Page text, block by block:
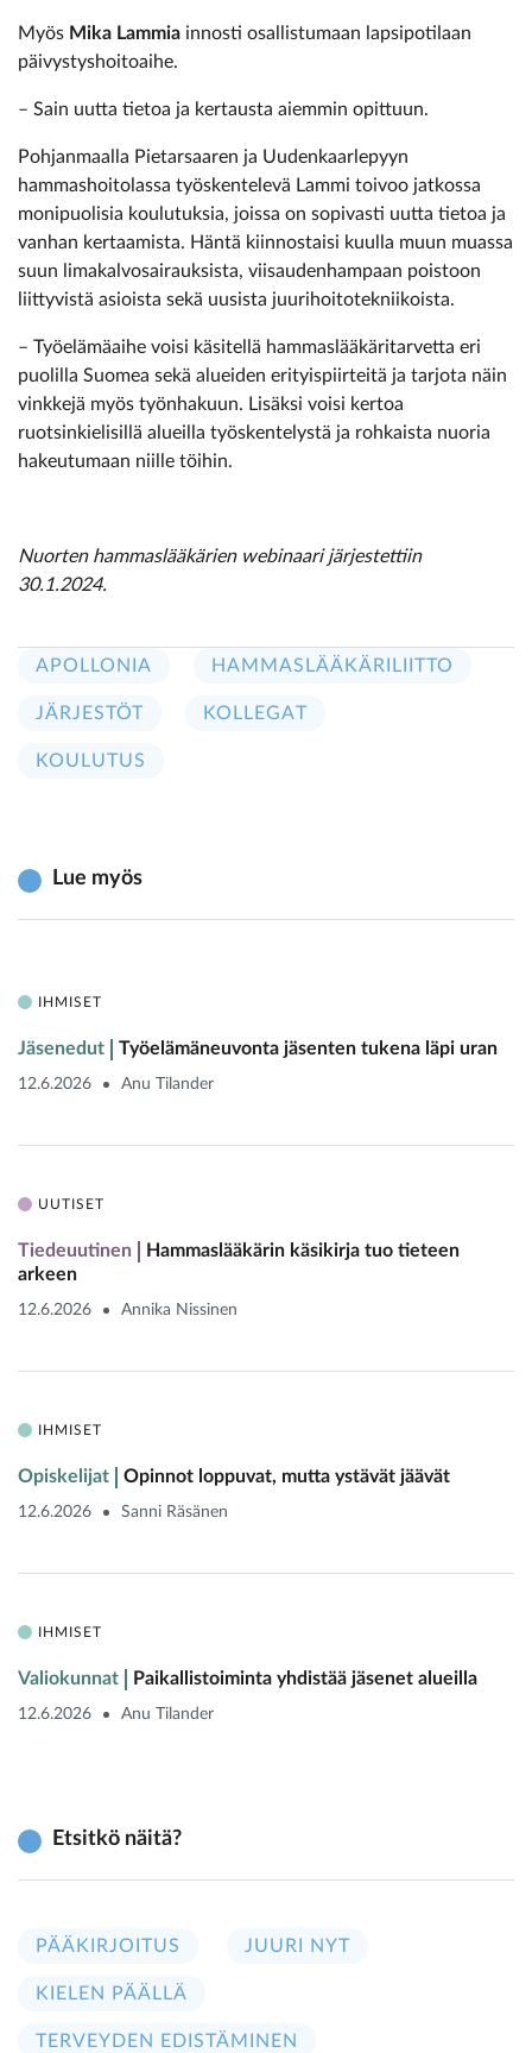
Myös Mika Lammia innosti osallistumaan lapsipotilaan
päivystyshoitoaihe.
– Sain uutta tietoa ja kertausta aiemmin opittuun.
Pohjanmaalla Pietarsaaren ja Uudenkaarlepyyn
hammashoitolassa työskentelevä Lammi toivoo jatkossa
monipuolisia koulutuksia, joissa on sopivasti uutta tietoa ja
vanhan kertaamista. Häntä kiinnostaisi kuulla muun muassa
suun limakalvosairauksista, viisaudenhampaan poistoon
liittyvistä asioista sekä uusista juurihoitotekniikoista.
– Työelämäaihe voisi käsitellä hammaslääkäritarvetta eri
puolilla Suomea sekä alueiden erityispiirteitä ja tarjota näin
vinkkejä myös työnhakuun. Lisäksi voisi kertoa
ruotsinkielisillä alueilla työskentelystä ja rohkaista nuoria
hakeutumaan niille töihin.
Nuorten hammaslääkärien webinaari järjestettiin
30.1.2024.
APOLLONIA HAMMASLÄÄKÄRILIITTO
JÄRJESTÖT KOLLEGAT
KOULUTUS
Lue myös
IHMISET
Jäsenedut Työelämäneuvonta jäsenten tukena läpi uran
12.6.2026 Anu Tilander
UUTISET
Tiedeuutinen
Hammaslääkärin käsikirja tuo tieteen
arkeen
12.6.2026 Annika Nissinen
IHMISET
Opiskelijat Opinnot loppuvat, mutta ystävät jäävät
12.6.2026 Sanni Räsänen
IHMISET
Valiokunnat Paikallistoiminta yhdistää jäsenet alueilla
12.6.2026 Anu Tilander
Etsitkö näitä?
PÄÄKIRJOITUS JUURI NYT
KIELEN PÄÄLLÄ
TERVEYDEN EDISTÄMINEN